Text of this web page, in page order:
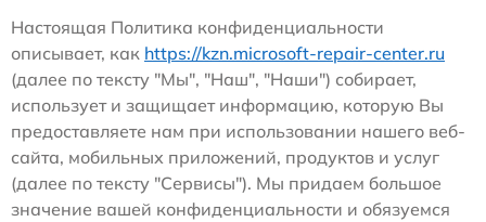
Настоящая Политика конфиденциальности
описывает, как https://kzn.microsoft-repair-center.ru
(далее по тексту "Мы", "Наш", "Наши") собирает,
использует и защищает информацию, которую Вы
предоставляете нам при использовании нашего веб-
сайта, мобильных приложений, продуктов и услуг
(далее по тексту "Сервисы"). Мы придаем большое
значение вашей конфиденциальности и обязуемся